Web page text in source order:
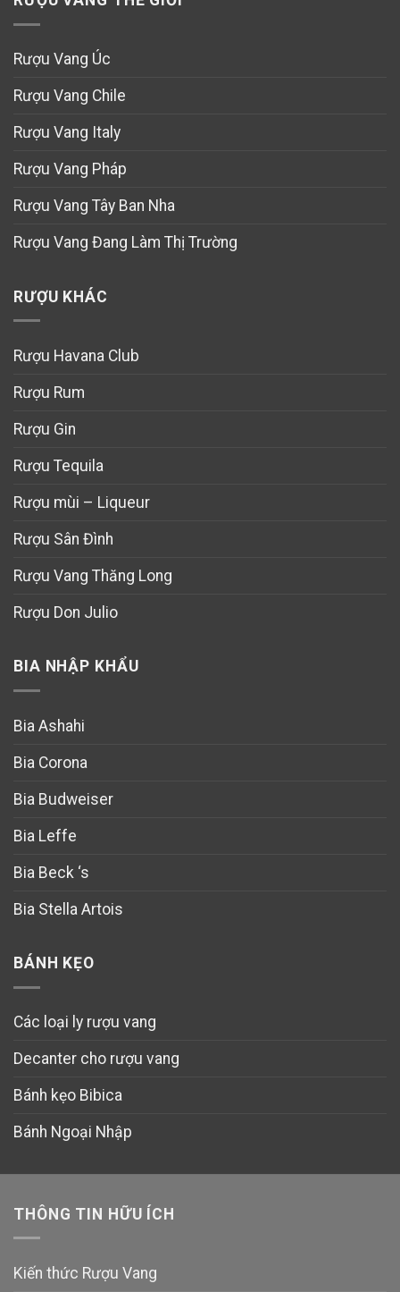
Rượu Vang Úc
Rượu Vang Chile
Rượu Vang Italy
Rượu Vang Pháp
Rượu Vang Tây Ban Nha
Rượu Vang Đang Làm Thị Trường
RƯỢU KHÁC
Rượu Havana Club
Rượu Rum
Rượu Gin
Rượu Tequila
Rượu mùi – Liqueur
Rượu Sân Đình
Rượu Vang Thăng Long
Rượu Don Julio
BIA NHẬP KHẨU
Bia Ashahi
Bia Corona
Bia Budweiser
Bia Leffe
Bia Beck ‘s
Bia Stella Artois
BÁNH KẸO
Các loại ly rượu vang
Decanter cho rượu vang
Bánh kẹo Bibica
Bánh Ngoại Nhập
THÔNG TIN HỮU ÍCH
Kiến thức Rượu Vang